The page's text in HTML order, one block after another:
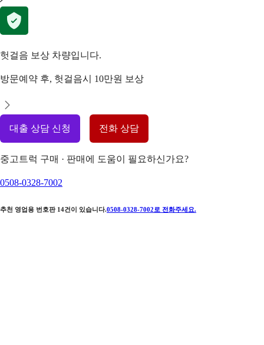
헛걸음 보상 차량입니다.
방문예약 후, 헛걸음시 10만원 보상
대출 상담 신청 전화 상담
중고트럭 구매 · 판매에 도움이 필요하신가요?
0508-0328-7002
추천 영업용 번호판 14건이 있습니다.0508-0328-7002 로 전화주세요.